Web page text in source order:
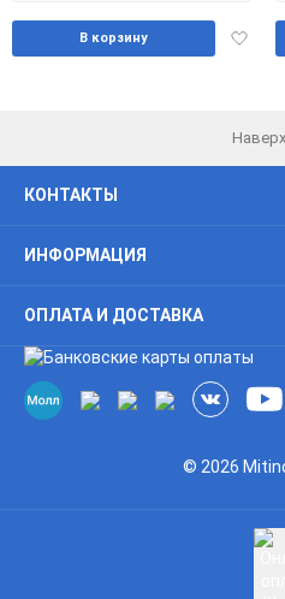
В корзину
Наверх
КОНТАКТЫ
ИНФОРМАЦИЯ
ОПЛАТА И ДОСТАВКА
© 2026